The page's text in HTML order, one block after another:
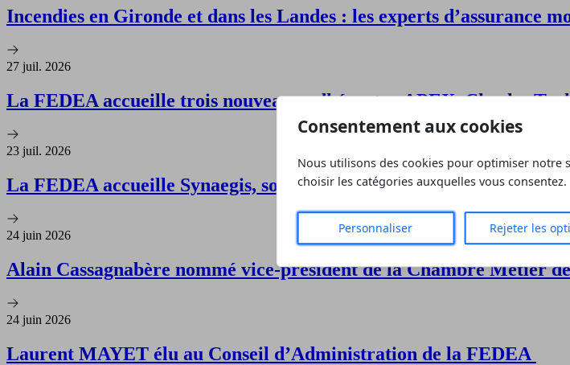
Incendies en Gironde et dans les Landes : les experts d’assurance
27 juil. 2026
La FEDEA accueille trois nouveaux adhérents : APEX, Charles
23 juil. 2026
La FEDEA accueille Synaegis, son 17ᵉ adhérent
24 juin 2026
Alain Cassagnabère nommé vice‑président de la Chambre Métier
24 juin 2026
Laurent MAYET élu au Conseil d’Administration de la FEDEA
Consentement aux cookies
Nous utilisons des cookies pour optimiser notre
choisir les catégories auxquelles vous consentez.
Personnaliser Rejeter les